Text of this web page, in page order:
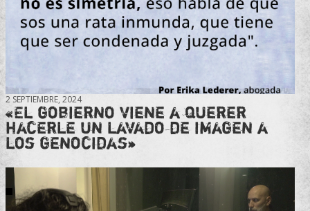
2 SEPTIEMBRE, 2024
«El gobierno viene a querer
hacerle un lavado de imagen a
los genocidas»